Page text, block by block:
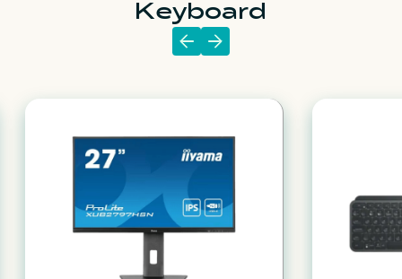
Keyboard